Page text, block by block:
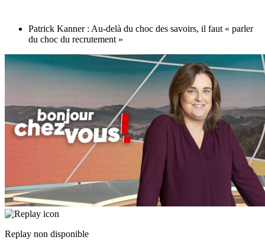
Patrick Kanner : Au-delà du choc des savoirs, il faut « parler
du choc du recrutement »
Replay non disponible